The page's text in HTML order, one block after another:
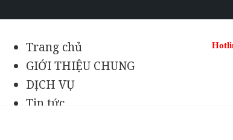
Trang chủ
GIỚI THIỆU CHUNG
DỊCH VỤ
Tin tức